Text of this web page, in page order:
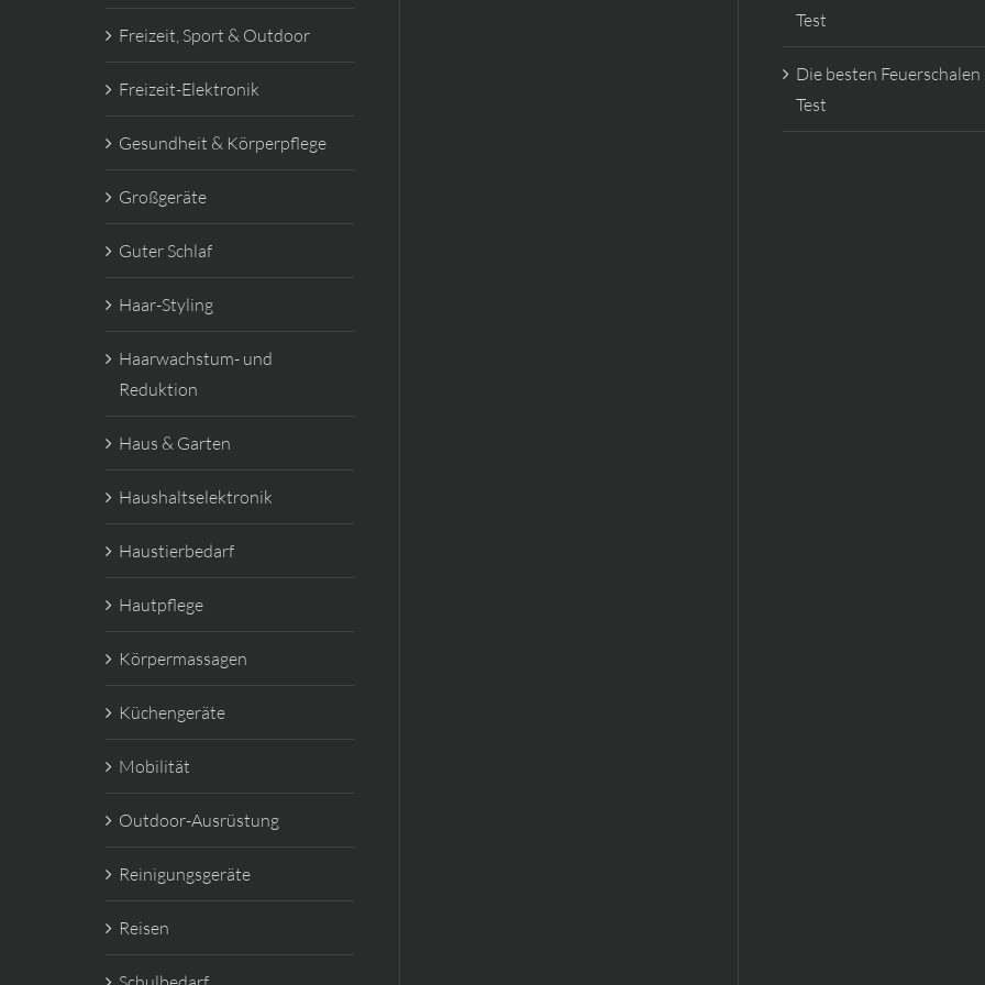
Freizeit, Sport & Outdoor
Freizeit-Elektronik
Gesundheit & Körperpflege
Großgeräte
Guter Schlaf
Haar-Styling
Haarwachstum- und
Reduktion
Haus & Garten
Haushaltselektronik
Haustierbedarf
Hautpflege
Körpermassagen
Küchengeräte
Mobilität
Outdoor-Ausrüstung
Reinigungsgeräte
Reisen
Test
Die besten Feuerschalen
Test